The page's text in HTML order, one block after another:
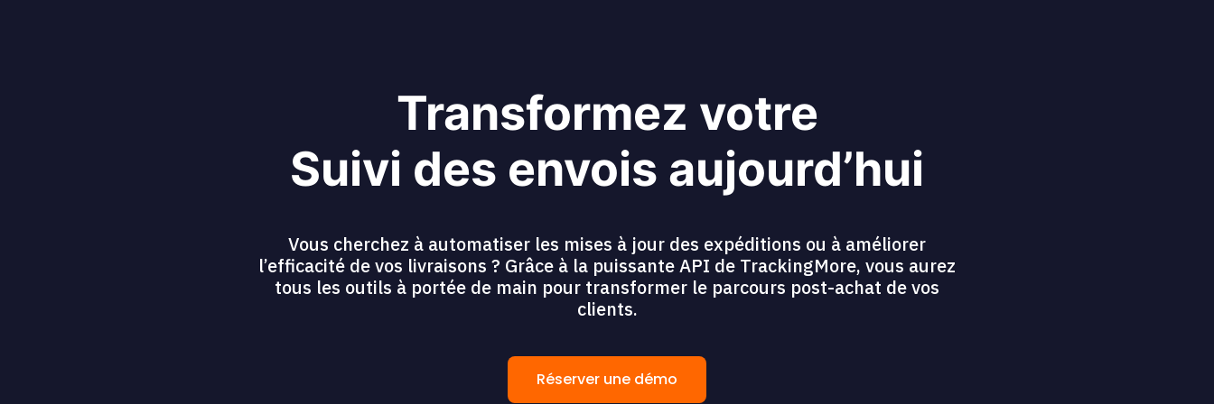
Transformez votre
Suivi des envois aujourd’hui
Vous cherchez à automatiser les mises à jour des expéditions ou à améliorer
l’efficacité de vos livraisons ? Grâce à la puissante API de TrackingMore, vous aurez
tous les outils à portée de main pour transformer le parcours post-achat de vos
clients.
Réserver une démo